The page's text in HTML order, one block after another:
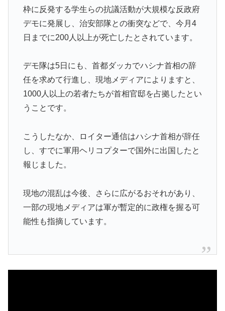
枠に反発する学生らの抗議活動が大規模な反政府
デモに発展し、治安部隊との衝突などで、今月4
日までに200人以上が死亡したとされています。
デモ隊は5日にも、首都ダッカでハシナ首相の辞
任を求めて行進し、現地メディアによりますと、
1000人以上の若者たちが首相官邸を占拠したとい
うことです。
こうしたなか、ロイター通信はハシナ首相が辞任
し、すでに軍用ヘリコプターで国外に出国したと
報じました。
現地の混乱は今後、さらに広がるおそれがあり、
一部の現地メディアは軍が暫定的に政権を握る可
能性も指摘しています。